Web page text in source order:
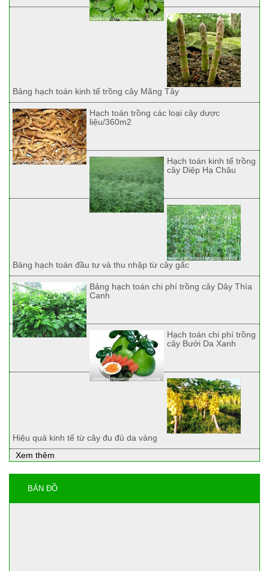
Bảng hạch toán kinh tế trồng cây Măng Tây
Hạch toán trồng các loại cây dược
liệu/360m2
Hạch toán kinh tế trồng
cây Diệp Hạ Châu
Bảng hạch toán đầu tư và thu nhập từ cây gấc
Bảng hạch toán chi phí trồng cây Dây Thìa
Canh
Hạch toán chi phí trồng
cây Bưởi Da Xanh
Hiệu quả kinh tế từ cây đu đủ da vàng
Xem thêm
BẢN ĐỒ